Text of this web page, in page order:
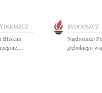
Bliskim
BYDGOSZCZ
Najdroższej
głębokiego